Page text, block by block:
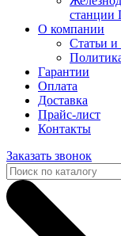
станции
О компании
Статьи
Гарантии
Оплата
Доставка
Прайс-лист
Контакты
Заказать звонок